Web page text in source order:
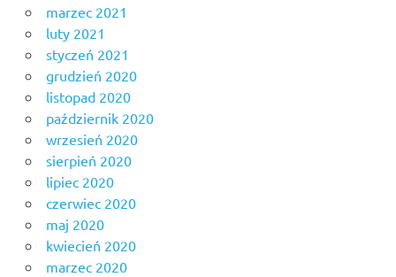
marzec 2021
luty 2021
styczeń 2021
grudzień 2020
listopad 2020
październik 2020
wrzesień 2020
sierpień 2020
lipiec 2020
czerwiec 2020
maj 2020
kwiecień 2020
marzec 2020